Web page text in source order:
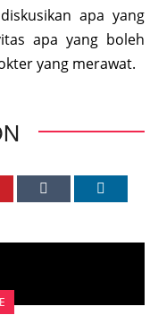
apa yang
apa yang boleh
yang merawat.